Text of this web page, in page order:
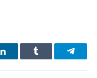
LinkedInTumblr